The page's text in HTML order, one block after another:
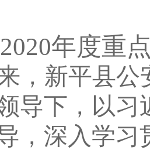
年度重
，新平县公
导下，以
，深入学